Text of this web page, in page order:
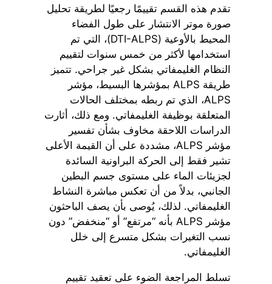
تقدم هذه القسم تقييمًا رجعيًا لطريقة تحليل
صورة موتر الانتشار على طول الفضاء
المحيط بالأوعية (DTI-ALPS)، التي تم
استخدامها لأكثر من خمس سنوات لتقييم
النظام الغليمفاتي بشكل غير جراحي. تتميز
طريقة ALPS بمؤشرها البسيط، مؤشر
ALPS، الذي تم ربطه بمختلف الحالات
المتعلقة بوظيفة الغليمفاتي. ومع ذلك، أثارت
الدراسات اللاحقة مخاوف بشأن تفسير
مؤشر ALPS، مشددة على أن القيمة الأعلى
تشير فقط إلى الحركة البراونية السائدة
لجزيئات الماء على مستوى جسم البطين
الجانبي، بدلاً من أن تعكس مباشرة النشاط
الغليمفاتي. لذلك، يُوصى بأن يصف الباحثون
مؤشر ALPS بأنه “مرتفع” أو “منخفض” دون
نسب التغيرات بشكل متسرع إلى خلل
الغليمفاتي.
تسلط المراجعة الضوء على تعقيد تقييم